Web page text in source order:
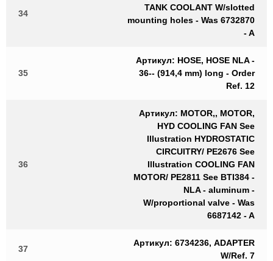
34
TANK COOLANT W/slotted
mounting holes - Was 6732870
- A
35
Артикул: HOSE, HOSE NLA -
36-- (914,4 mm) long - Order
Ref. 12
36
Артикул: MOTOR,, MOTOR,
HYD COOLING FAN See
Illustration HYDROSTATIC
CIRCUITRY/ PE2676 See
Illustration COOLING FAN
MOTOR/ PE2811 See BTI384 -
NLA - aluminum -
W/proportional valve - Was
6687142 - A
37
Артикул: 6734236, ADAPTER
W/Ref. 7